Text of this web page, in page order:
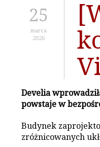
25
marca
2026
Develia
powstaje w
Budynek
zróżnicowanych